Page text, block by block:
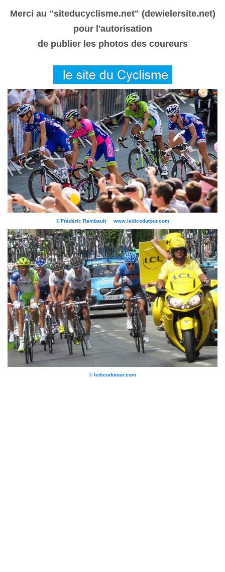
Merci au "siteducyclisme.net" (dewielersite.net)
pour l'autorisation
de publier les photos des coureurs
© Frédéric Rambault www.ledicodutour.com
© ledicodutour.com